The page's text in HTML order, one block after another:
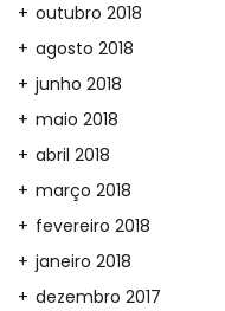
outubro 2018
agosto 2018
junho 2018
maio 2018
abril 2018
março 2018
fevereiro 2018
janeiro 2018
dezembro 2017